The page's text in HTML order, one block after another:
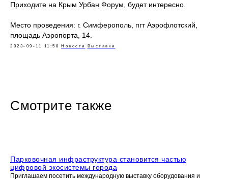
Приходите на Крым Урбан Форум, будет интересно.
Место проведения: г. Симферополь, пгт Аэрофлотский,
площадь Аэропорта, 14.
2023-09-11 11:58 Новости Выставки
Смотрите также
Парковочная инфраструктура становится частью
цифровой экосистемы города
Приглашаем посетить международную выставку оборудования и